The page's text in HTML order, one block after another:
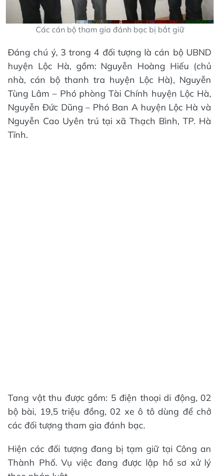
Các cán bộ tham gia đánh bạc bị bắt giữ
Đáng chú ý, 3 trong 4 đối tượng là cán bộ UBND
huyện Lộc Hà, gồm: Nguyễn Hoàng Hiếu (chủ
nhà, cán bộ thanh tra huyện Lộc Hà), Nguyễn
Tùng Lâm – Phó phòng Tài Chính huyện Lộc Hà,
Nguyễn Đức Dũng – Phó Ban A huyện Lộc Hà và
Nguyễn Cao Uyên trú tại xã Thạch Bình, TP. Hà
Tĩnh.
Tang vật thu được gồm: 5 điện thoại di động, 02
bộ bài, 19,5 triệu đồng, 02 xe ô tô dùng để chở
các đối tượng tham gia đánh bạc.
Hiện các đối tượng đang bị tạm giữ tại Công an
Thành Phố. Vụ việc đang được lập hồ sơ xử lý